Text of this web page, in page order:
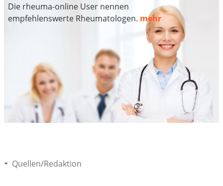
Die rheuma-online User nennen
empfehlenswerte Rheumatologen. mehr
Quellen/Redaktion